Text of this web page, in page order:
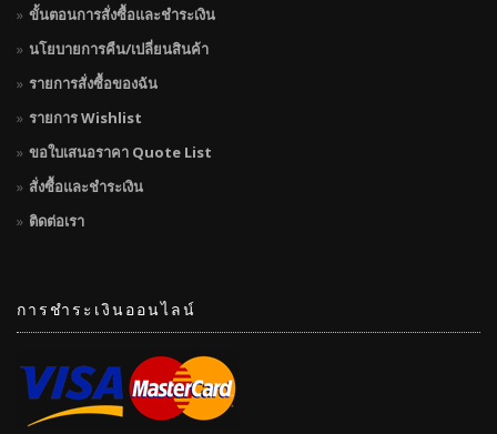
ขั้นตอนการสั่งซื้อและชำระเงิน
นโยบายการคืน/เปลี่ยนสินค้า
รายการสั่งซื้อของฉัน
รายการ Wishlist
ขอใบเสนอราคา Quote List
สั่งซื้อและชำระเงิน
ติดต่อเรา
การชำระเงินออนไลน์